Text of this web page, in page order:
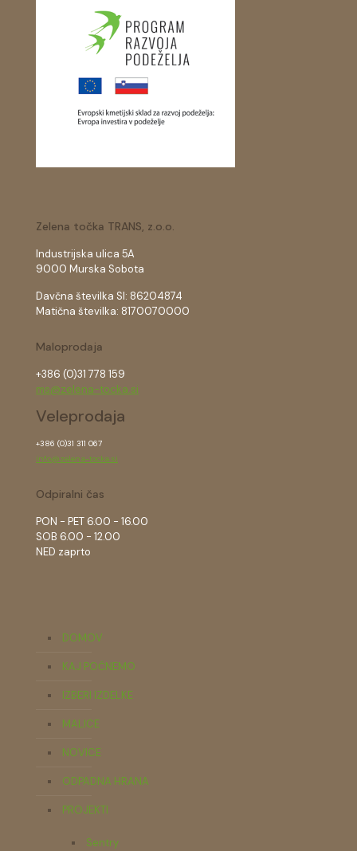
Zelena točka TRANS, z.o.o.
Industrijska ulica 5A
9000 Murska Sobota
Davčna številka SI: 86204874
Matična številka: 8170070000
Maloprodaja
+386 (0)31 778 159
ms@zelena-tocka.si
Veleprodaja
+386 (0)31 311 067
info@zelena-tocka.si
Odpiralni čas
PON - PET 6.00 - 16.00
SOB 6.00 - 12.00
NED zaprto
DOMOV
KAJ POČNEMO
IZBERI IZDELKE
MALICE
NOVICE
ODPADNA HRANA
PROJEKTI
Sentry